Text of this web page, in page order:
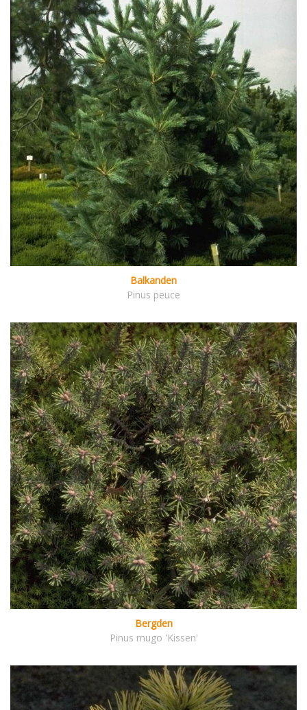
Balkanden
Pinus peuce
Bergden
Pinus mugo 'Kissen'